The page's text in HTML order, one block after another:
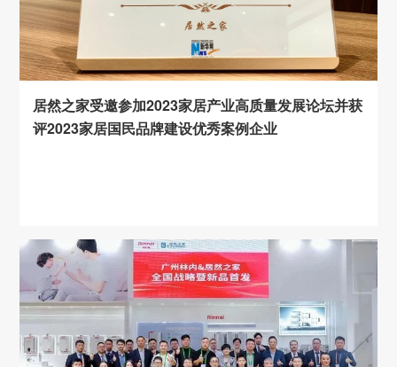
居然之家受邀参加2023家居产业高质量发展论坛并获
评2023家居国民品牌建设优秀案例企业